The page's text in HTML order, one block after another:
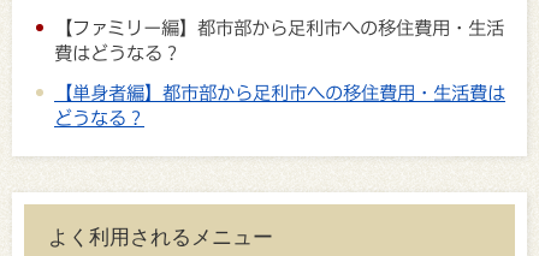
【ファミリー編】都市部から足利市への移住費用・生活
費はどうなる？
【単身者編】都市部から足利市への移住費用・生活費は
どうなる？
よく利用されるメニュー